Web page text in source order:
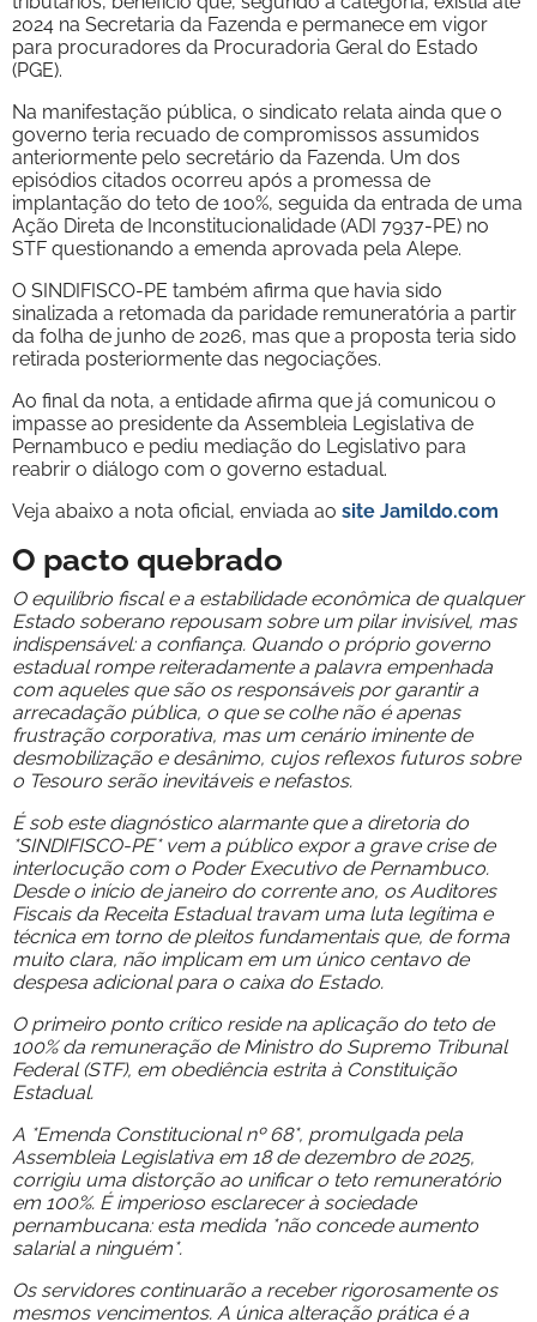
2024 na Secretaria da Fazenda e permanece em vigor
para procuradores da Procuradoria Geral do Estado
(PGE).
Na manifestação pública, o sindicato relata ainda que o
governo teria recuado de compromissos assumidos
anteriormente pelo secretário da Fazenda. Um dos
episódios citados ocorreu após a promessa de
implantação do teto de 100%, seguida da entrada de uma
Ação Direta de Inconstitucionalidade (ADI 7937-PE) no
STF questionando a emenda aprovada pela Alepe.
O SINDIFISCO-PE também afirma que havia sido
sinalizada a retomada da paridade remuneratória a partir
da folha de junho de 2026, mas que a proposta teria sido
retirada posteriormente das negociações.
Ao final da nota, a entidade afirma que já comunicou o
impasse ao presidente da Assembleia Legislativa de
Pernambuco e pediu mediação do Legislativo para
reabrir o diálogo com o governo estadual.
Veja abaixo a nota oficial, enviada ao site Jamildo.com
O pacto quebrado
O equilíbrio fiscal e a estabilidade econômica de qualquer
Estado soberano repousam sobre um pilar invisível, mas
indispensável: a confiança. Quando o próprio governo
estadual rompe reiteradamente a palavra empenhada
com aqueles que são os responsáveis por garantir a
arrecadação pública, o que se colhe não é apenas
frustração corporativa, mas um cenário iminente de
desmobilização e desânimo, cujos reflexos futuros sobre
o Tesouro serão inevitáveis e nefastos.
É sob este diagnóstico alarmante que a diretoria do
*SINDIFISCO-PE* vem a público expor a grave crise de
interlocução com o Poder Executivo de Pernambuco.
Desde o início de janeiro do corrente ano, os Auditores
Fiscais da Receita Estadual travam uma luta legítima e
técnica em torno de pleitos fundamentais que, de forma
muito clara, não implicam em um único centavo de
despesa adicional para o caixa do Estado.
O primeiro ponto crítico reside na aplicação do teto de
100% da remuneração de Ministro do Supremo Tribunal
Federal (STF), em obediência estrita à Constituição
Estadual.
A *Emenda Constitucional nº 68*, promulgada pela
Assembleia Legislativa em 18 de dezembro de 2025,
corrigiu uma distorção ao unificar o teto remuneratório
em 100%. É imperioso esclarecer à sociedade
pernambucana: esta medida *não concede aumento
salarial a ninguém*.
Os servidores continuarão a receber rigorosamente os
mesmos vencimentos. A única alteração prática é a